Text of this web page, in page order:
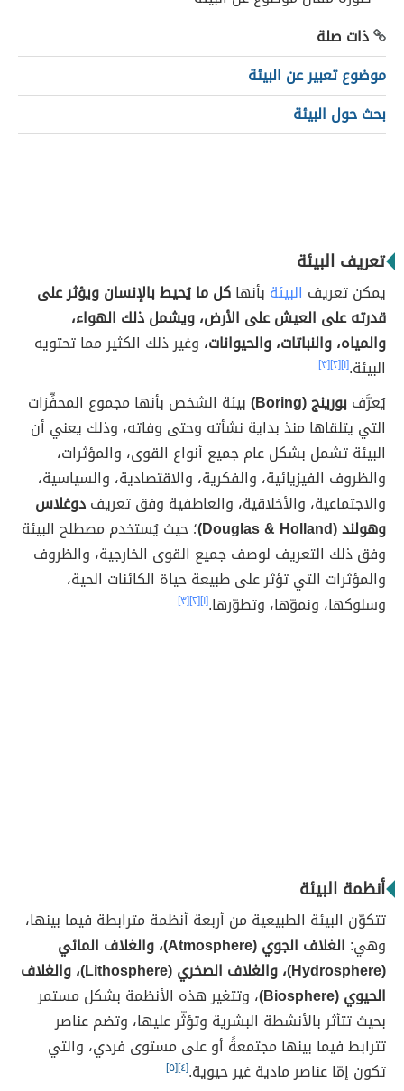
ذات صلة
موضوع تعبير عن البيئة
بحث حول البيئة
تعريف البيئة
يمكن تعريف البيئة بأنهاكل ما يُحيط بالإنسان ويؤثر على
قدرته على العيش على الأرض، ويشمل ذلك الهواء،
والمياه، والنباتات، والحيوانات، وغير ذلك الكثير مما تحتويه
البيئة.[١] [٢] [٣]
يُعرَّفبورينج (Boring)
بيئة الشخص بأنها مجموع المحفِّزات
التي يتلقاها منذ بداية نشأته وحتى وفاته، وذلك يعني أن
البيئة تشمل بشكل عام جميع أنواع القوى، والمؤثرات،
والظروف الفيزيائية، والفكرية، والاقتصادية، والسياسية،
والاجتماعية، والأخلاقية، والعاطفية وفق تعريفدوغلاس
وهولند (Douglas & Holland)
؛ حيث يُستخدم مصطلح البيئة
وفق ذلك التعريف لوصف جميع القوى الخارجية، والظروف
والمؤثرات التي تؤثر على طبيعة حياة الكائنات الحية،
وسلوكها، ونموّها، وتطوّرها.[١] [٢] [٣]
أنظمة البيئة
تتكوّن البيئة الطبيعية من أربعة أنظمة مترابطة فيما بينها،
وهي:
الغلاف الجوي (Atmosphere)، والغلاف المائي
(Hydrosphere)، والغلاف الصخري (Lithosphere)، والغلاف
الحيوي (Biosphere)
، وتتغير هذه الأنظمة بشكل مستمر
بحيث تتأثر بالأنشطة البشرية وتؤثّر عليها، وتضم عناصر
تترابط فيما بينها مجتمعةً أو على مستوى فردي، والتي
تكون إمّا عناصر مادية غير حيوية.[٤] [٥]